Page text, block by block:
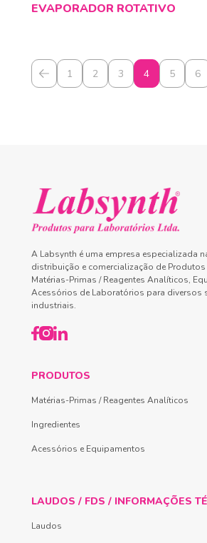
EVAPORADOR ROTATIVO
1 2 3 4 5 6
A Labsynth é uma empresa especializada
distribuição e comercialização de
Matérias-Primas / Reagentes Analíticos,
Acessórios de Laboratórios para diversos
industriais.
PRODUTOS
Matérias-Primas / Reagentes Analíticos
Ingredientes
Acessórios e Equipamentos
LAUDOS / FDS / INFORMAÇÕES
Laudos